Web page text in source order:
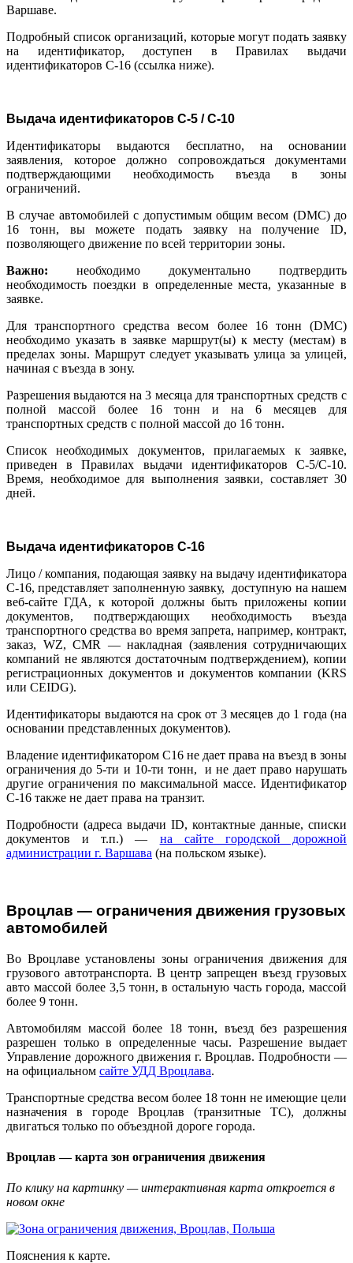
Варшаве.
Подробный список организаций, которые могут подать заявку
на идентификатор, доступен в Правилах выдачи
идентификаторов C-16 (ссылка ниже).
Выдача идентификаторов C-5 / C-10
Идентификаторы выдаются бесплатно, на основании
заявления, которое должно сопровождаться документами
подтверждающими необходимость въезда в зоны
ограничений.
В случае автомобилей с допустимым общим весом (DMC) до
16 тонн, вы можете подать заявку на получение ID,
позволяющего движение по всей территории зоны.
Важно: необходимо документально подтвердить
необходимость поездки в определенные места, указанные в
заявке.
Для транспортного средства весом более 16 тонн (DMC)
необходимо указать в заявке маршрут(ы) к месту (местам) в
пределах зоны. Маршрут следует указывать улица за улицей,
начиная с въезда в зону.
Разрешения выдаются на 3 месяца для транспортных средств с
полной массой более 16 тонн и на 6 месяцев для
транспортных средств с полной массой до 16 тонн.
Список необходимых документов, прилагаемых к заявке,
приведен в Правилах выдачи идентификаторов C-5/С-10.
Время, необходимое для выполнения заявки, составляет 30
дней.
Выдача идентификаторов C-16
Лицо / компания, подающая заявку на выдачу идентификатора
C-16, представляет заполненную заявку, доступную на нашем
веб-сайте ГДА, к которой должны быть приложены копии
документов, подтверждающих необходимость въезда
транспортного средства во время запрета, например, контракт,
заказ, WZ, CMR — накладная (заявления сотрудничающих
компаний не являются достаточным подтверждением), копии
регистрационных документов и документов компании (KRS
или CEIDG).
Идентификаторы выдаются на срок от 3 месяцев до 1 года (на
основании представленных документов).
Владение идентификатором C16 не дает права на въезд в зоны
ограничения до 5-ти и 10-ти тонн, и не дает право нарушать
другие ограничения по максимальной массе. Идентификатор
C-16 также не дает права на транзит.
Подробности (адреса выдачи ID, контактные данные, списки
документов и т.п.) — на сайте городской дорожной
администрации г. Варшава (на польском языке).
Вроцлав — ограничения движения грузовых
автомобилей
Во Вроцлаве установлены зоны ограничения движения для
грузового автотранспорта. В центр запрещен въезд грузовых
авто массой более 3,5 тонн, в остальную часть города, массой
более 9 тонн.
Автомобилям массой более 18 тонн, въезд без разрешения
разрешен только в определенные часы. Разрешение выдает
Управление дорожного движения г. Вроцлав. Подробности —
на официальном сайте УДД Вроцлава.
Транспортные средства весом более 18 тонн не имеющие цели
назначения в городе Вроцлав (транзитные ТС), должны
двигаться только по объездной дороге города.
Вроцлав — карта зон ограничения движения
По клику на картинку — интерактивная карта откроется в
новом окне
Пояснения к карте.